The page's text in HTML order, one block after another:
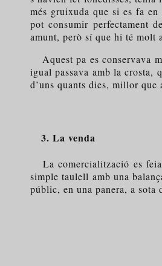
més gruixuda que si es fa
pot consumir perfectament
amunt, però sí que hi té molt
Aquest pa es conservava
igual passava amb la crosta,
d’uns quants dies, millor
3. La venda
La comercialització es feia
simple taulell amb una
públic, en una panera, a sota